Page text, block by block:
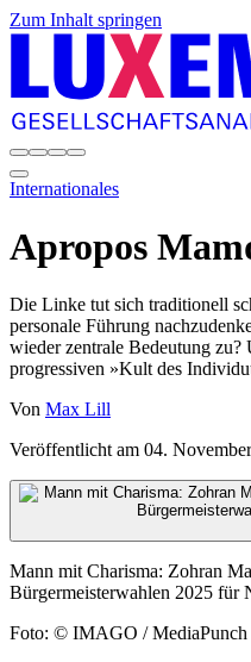
Zum Inhalt springen
Internationales
Apropos
Die Linke tut sich traditionell
personale Führung
wieder zentrale Bedeutung zu?
progressiven »Kult des
Von Max Lill
Veröffentlicht am 04.
Mann mit Charisma: Zohran
Bürgermeisterwahlen 2025 für
Foto: © IMAGO / MediaPunch